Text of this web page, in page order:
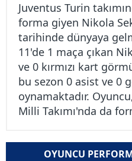
Juventus Turin
forma giyen Nikola
tarihinde dünyaya
11'de 1 maça çıkan
ve 0 kırmızı kart
bu sezon 0 asist ve 0
oynamaktadır.
Milli Takımı'nda da
OYUNCU